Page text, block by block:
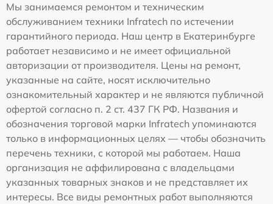
Мы занимаемся ремонтом и техническим
обслуживанием техники Infratech по истечении
гарантийного периода. Наш центр в Екатеринбурге
работает независимо и не имеет официальной
авторизации от производителя. Цены на ремонт,
указанные на сайте, носят исключительно
ознакомительный характер и не являются публичной
офертой согласно п. 2 ст. 437 ГК РФ. Названия и
обозначения торговой марки Infratech упоминаются
только в информационных целях — чтобы обозначить
перечень техники, с которой мы работаем. Наша
организация не аффилирована с владельцами
указанных товарных знаков и не представляет их
интересы. Все виды ремонтных работ выполняются